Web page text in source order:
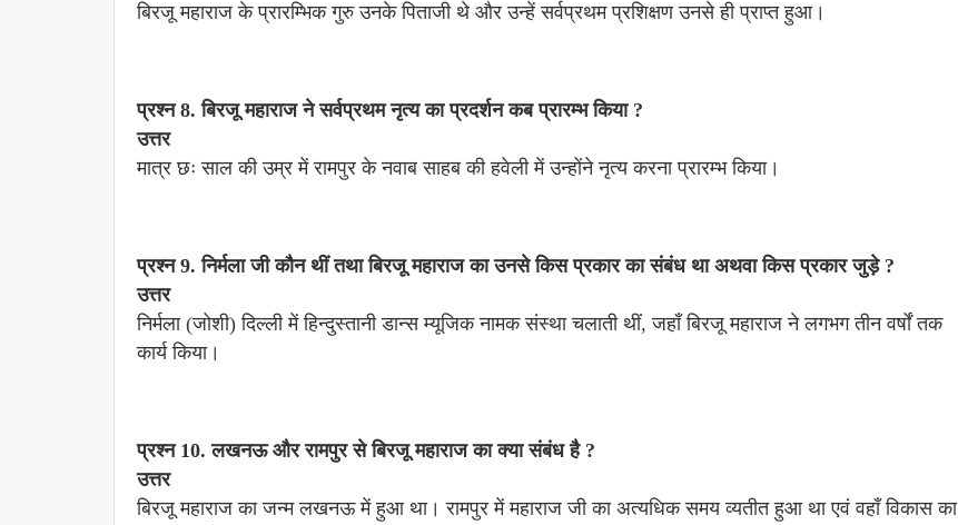
बिरजू महाराज के प्रारम्भिक गुरु उनके पिताजी थे और उन्हें सर्वप्रथम प्रशिक्षण उनसे ही प्राप्त हुआ।
प्रश्न 8. बिरजू महाराज ने सर्वप्रथम नृत्य का प्रदर्शन कब प्रारम्भ किया ?
उत्तर
मात्र छः साल की उम्र में रामपुर के नवाब साहब की हवेली में उन्होंने नृत्य करना प्रारम्भ किया।
प्रश्न 9. निर्मला जी कौन थीं तथा बिरजू महाराज का उनसे किस प्रकार का संबंध था अथवा किस प्रकार जुड़े ?
उत्तर
निर्मला (जोशी) दिल्ली में हिन्दुस्तानी डान्स म्यूजिक नामक संस्था चलाती थीं, जहाँ बिरजू महाराज ने लगभग तीन वर्षों तक
कार्य किया।
प्रश्न 10. लखनऊ और रामपुर से बिरजू महाराज का क्या संबंध है ?
उत्तर
बिरजू महाराज का जन्म लखनऊ में हुआ था। रामपुर में महाराज जी का अत्यधिक समय व्यतीत हुआ था एवं वहाँ विकास का